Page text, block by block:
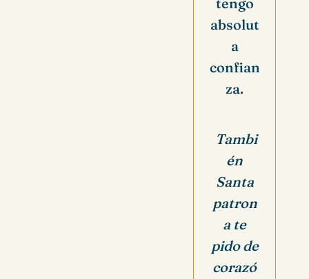
absolut
a
confian
za.
Tambi
én
Santa
patron
a te
pido de
corazó